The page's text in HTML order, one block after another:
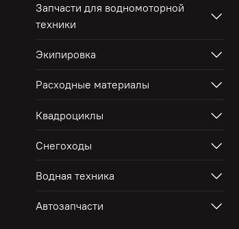
Запчасти для водномоторной
техники
Экипировка
Расходные материалы
Квадроциклы
Снегоходы
Водная техника
Автозапчасти